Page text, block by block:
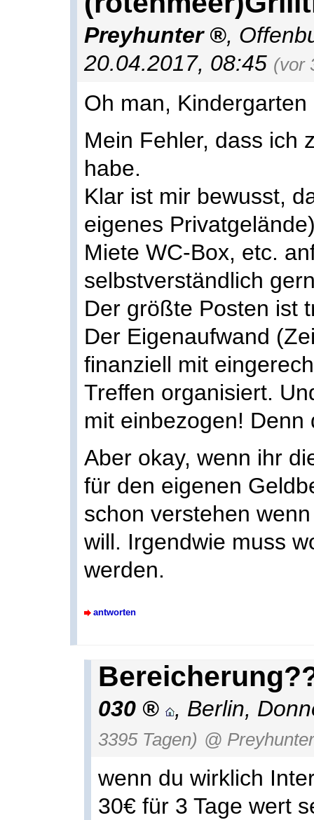
Preyhunter ,
20.04.2017, 08:45 (vor
Oh man, Kindergarten
Mein Fehler, dass ich
habe.
Klar ist mir bewusst,
eigenes
Miete WC-Box, etc.
selbstverständlich
Der größte Posten ist
Der Eigenaufwand
finanziell mit
Treffen organisiert.
mit einbezogen!
Aber okay, wenn ihr
für den eigenen
schon verstehen
will. Irgendwie muss
werden.
antworten
030 , Berlin,
3395 Tagen) @ Preyhunter
wenn du wirklich
30€ für 3 Tage wert